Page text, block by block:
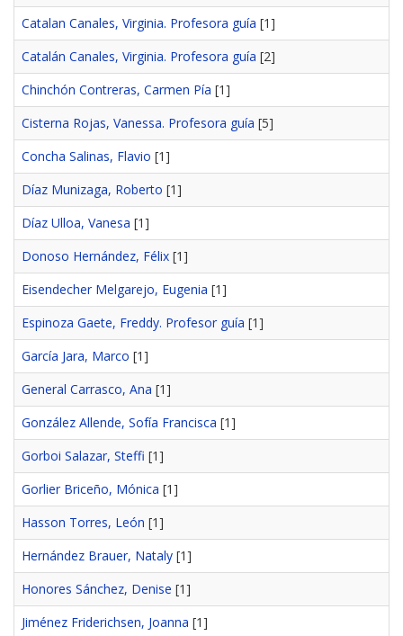
Catalan Canales, Virginia. Profesora guía [1]
Catalán Canales, Virginia. Profesora guía [2]
Chinchón Contreras, Carmen Pía [1]
Cisterna Rojas, Vanessa. Profesora guía [5]
Concha Salinas, Flavio [1]
Díaz Munizaga, Roberto [1]
Díaz Ulloa, Vanesa [1]
Donoso Hernández, Félix [1]
Eisendecher Melgarejo, Eugenia [1]
Espinoza Gaete, Freddy. Profesor guía [1]
García Jara, Marco [1]
General Carrasco, Ana [1]
González Allende, Sofía Francisca [1]
Gorboi Salazar, Steffi [1]
Gorlier Briceño, Mónica [1]
Hasson Torres, León [1]
Hernández Brauer, Nataly [1]
Honores Sánchez, Denise [1]
Jiménez Friderichsen, Joanna [1]